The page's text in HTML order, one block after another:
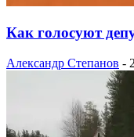
Как голосуют
Александр Степанов -